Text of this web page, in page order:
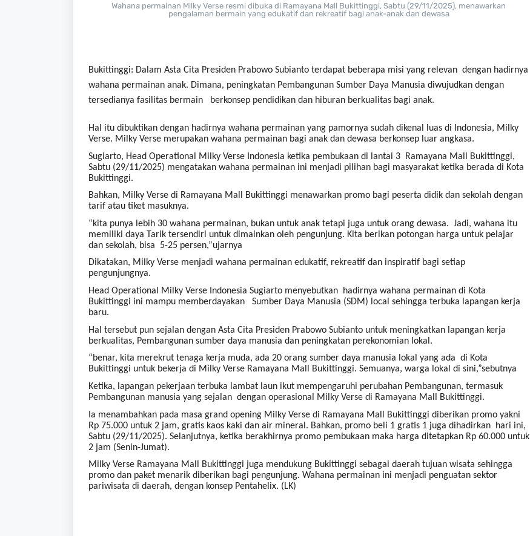
Wahana permainan Milky Verse resmi dibuka di Ramayana Mall Bukittinggi, Sabtu (29/11/2025), menawarkan
pengalaman bermain yang edukatif dan rekreatif bagi anak-anak dan dewasa
Bukittinggi: Dalam Asta Cita Presiden Prabowo Subianto terdapat beberapa misi yang relevan dengan hadirnya
wahana permainan anak. Dimana, peningkatan Pembangunan Sumber Daya Manusia diwujudkan dengan
tersedianya fasilitas bermain berkonsep pendidikan dan hiburan berkualitas bagi anak.
Hal itu dibuktikan dengan hadirnya wahana permainan yang pamornya sudah dikenal luas di Indonesia, Milky
Verse. Milky Verse merupakan wahana permainan bagi anak dan dewasa berkonsep luar angkasa.
Sugiarto, Head Operational Milky Verse Indonesia ketika pembukaan di lantai 3 Ramayana Mall Bukittinggi,
Sabtu (29/11/2025) mengatakan wahana permainan ini menjadi pilihan bagi masyarakat ketika berada di Kota
Bukittinggi.
Bahkan, Milky Verse di Ramayana Mall Bukittinggi menawarkan promo bagi peserta didik dan sekolah dengan
tarif atau tiket masuknya.
“kita punya lebih 30 wahana permainan, bukan untuk anak tetapi juga untuk orang dewasa. Jadi, wahana itu
memiliki daya Tarik tersendiri untuk dimainkan oleh pengunjung. Kita berikan potongan harga untuk pelajar
dan sekolah, bisa 5-25 persen,”ujarnya
Dikatakan, Milky Verse menjadi wahana permainan edukatif, rekreatif dan inspiratif bagi setiap
pengunjungnya.
Head Operational Milky Verse Indonesia Sugiarto menyebutkan hadirnya wahana permainan di Kota
Bukittinggi ini mampu memberdayakan Sumber Daya Manusia (SDM) local sehingga terbuka lapangan kerja
baru.
Hal tersebut pun sejalan dengan Asta Cita Presiden Prabowo Subianto untuk meningkatkan lapangan kerja
berkualitas, Pembangunan sumber daya manusia dan peningkatan perekonomian lokal.
“benar, kita merekrut tenaga kerja muda, ada 20 orang sumber daya manusia lokal yang ada di Kota
Bukittinggi untuk bekerja di Milky Verse Ramayana Mall Bukittinggi. Semuanya, warga lokal di sini,”sebutnya
Ketika, lapangan pekerjaan terbuka lambat laun ikut mempengaruhi perubahan Pembangunan, termasuk
Pembangunan manusia yang sejalan dengan operasional Milky Verse di Ramayana Mall Bukittinggi.
Ia menambahkan pada masa grand opening Milky Verse di Ramayana Mall Bukittinggi diberikan promo yakni
Rp 75.000 untuk 2 jam, gratis kaos kaki dan air mineral. Bahkan, promo beli 1 gratis 1 juga dihadirkan hari ini,
Sabtu (29/11/2025). Selanjutnya, ketika berakhirnya promo pembukaan maka harga ditetapkan Rp 60.000 untuk
2 jam (Senin-Jumat).
Milky Verse Ramayana Mall Bukittinggi juga mendukung Bukittinggi sebagai daerah tujuan wisata sehingga
promo dan paket menarik diberikan bagi pengunjung. Wahana permainan ini menjadi penguatan sektor
pariwisata di daerah, dengan konsep Pentahelix. (LK)